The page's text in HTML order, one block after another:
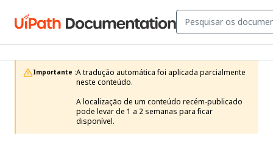
Importante :A tradução automática foi aplicada parcialmente
neste conteúdo.
A localização de um conteúdo recém-publicado
pode levar de 1 a 2 semanas para ficar
disponível.